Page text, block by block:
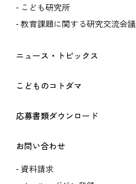
こども研究所
教育課題に関する研究交流会議
ニュース・トピックス
こどものコトダマ
応募書類ダウンロード
お問い合わせ
資料請求